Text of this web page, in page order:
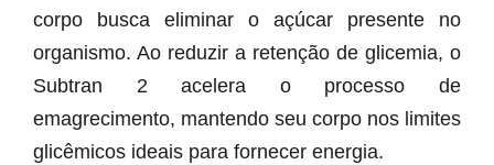
corpo busca eliminar o açúcar presente no
organismo. Ao reduzir a retenção de glicemia, o
Subtran 2 acelera o processo de
emagrecimento, mantendo seu corpo nos limites
glicêmicos ideais para fornecer energia.